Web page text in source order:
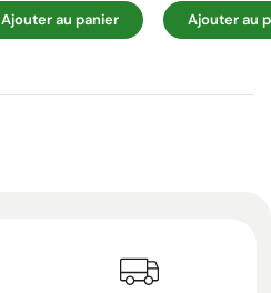
Ajouter au panier Ajouter au